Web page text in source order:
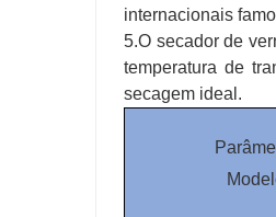
internacionais
5.O secador de
temperatura de
secagem ideal.